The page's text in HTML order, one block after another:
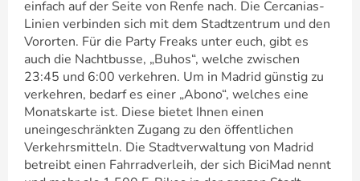
einfach auf der Seite von Renfe nach. Die Cercanias-
Linien verbinden sich mit dem Stadtzentrum und den
Vororten. Für die Party Freaks unter euch, gibt es
auch die Nachtbusse, „Buhos“, welche zwischen
23:45 und 6:00 verkehren. Um in Madrid günstig zu
verkehren, bedarf es einer „Abono“, welches eine
Monatskarte ist. Diese bietet Ihnen einen
uneingeschränkten Zugang zu den öffentlichen
Verkehrsmitteln. Die Stadtverwaltung von Madrid
betreibt einen Fahrradverleih, der sich BiciMad nennt